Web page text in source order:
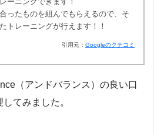
ったものを組んでもらえるので、そ
トレーニングが行えます！！
引用元： Googleのクチコミ
（アンドバランス）の良い口
てみました。